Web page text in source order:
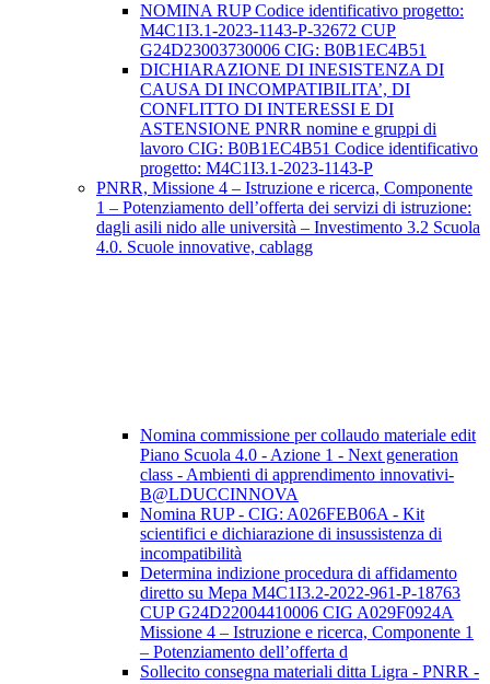
NOMINA RUP Codice identificativo progetto:
M4C1I3.1-2023-1143-P-32672 CUP
G24D23003730006 CIG: B0B1EC4B51
DICHIARAZIONE DI INESISTENZA DI
CAUSA DI INCOMPATIBILITA’, DI
CONFLITTO DI INTERESSI E DI
ASTENSIONE PNRR nomine e gruppi di
lavoro CIG: B0B1EC4B51 Codice identificativo
progetto: M4C1I3.1-2023-1143-P
PNRR, Missione 4 – Istruzione e ricerca, Componente
1 – Potenziamento dell’offerta dei servizi di istruzione:
dagli asili nido alle università – Investimento 3.2 Scuola
4.0. Scuole innovative, cablagg
Nomina commissione per collaudo materiale edit
Piano Scuola 4.0 - Azione 1 - Next generation
class - Ambienti di apprendimento innovativi-
B@LDUCCINNOVA
Nomina RUP - CIG: A026FEB06A - Kit
scientifici e dichiarazione di insussistenza di
incompatibilità
Determina indizione procedura di affidamento
diretto su Mepa M4C1I3.2-2022-961-P-18763
CUP G24D22004410006 CIG A029F0924A
Missione 4 – Istruzione e ricerca, Componente 1
– Potenziamento dell’offerta d
Sollecito consegna materiali ditta Ligra - PNRR -